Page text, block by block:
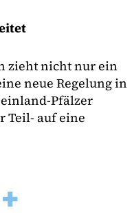
zieht nicht nur ein
neue Regelung in
Pfälzer
Teil- auf eine